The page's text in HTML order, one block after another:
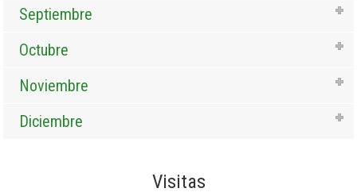
Septiembre
Octubre
Noviembre
Diciembre
Visitas